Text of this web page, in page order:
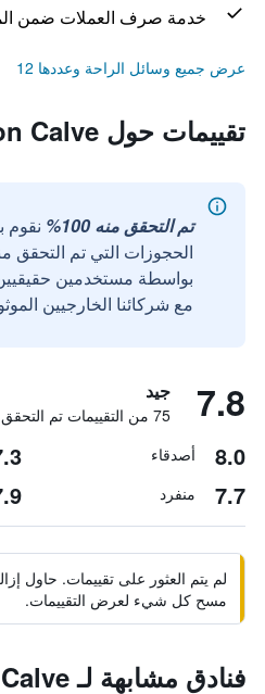
خدمة صرف العملات ضمن
عرض جميع وسائل الراحة وعددها 12
تقييمات حول Dune Mansion Calve
تم التحقق منه 100%
الحجوزات التي تم التحقق
مع شركائنا الخارجيين
7.8 جيد
75 من التقييمات تم التحقق منها
8.0 أصدقاء
7.7 منفرد
لم يتم العثور على تقييمات. حاول
مسح كل شيء لعرض التقييمات.
فنادق مشابهة لـ Dune Mansion Calve